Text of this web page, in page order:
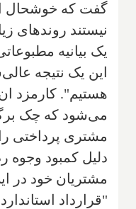
گفت که خوشحال
نیستند روندهای
یک بیانیه
این یک نتیجه
هستیم". کارمزد
می‌شود که چک
مشتری پرداختی
دلیل کمبود وجوه
مشتریان خود در
"قرارداد